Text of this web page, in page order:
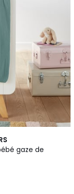
gaze de